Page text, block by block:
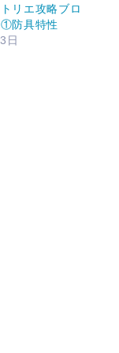
リエ攻略ブロ
防具特性
日